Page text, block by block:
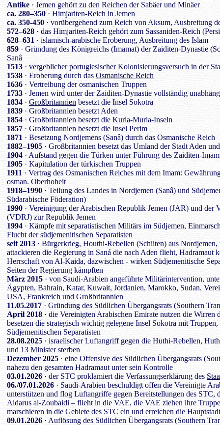
Antike· Jemen gehört zu den Reichen der Sabäer und Minäer
ca. 280–350 · Himjariten-Reich in Jemen
ca. 350-450 · vorübergehend zum Reich von Aksum, Ausbreitung
572–628 · das Himjariten-Reich gehört zum Sassaniden-Reich
628–631 · islamisch-arabische Eroberung, Ausbreitung des Islam
859 · Gründung des Königreichs (Imamat) der Zaiditen-Dynastie
Sanâ
1513 · vergeblicher portugiesischer Kolonisierungsversuch in der
1538 · Eroberung durch das Osmanische Reich
1636 · Vertreibung der osmanischen Truppen
1733 · Jemen wird unter der Zaiditen-Dynastie vollständig
1834 · Großbritannien besetzt die Insel Sokotra
1839 · Großbritannien besetzt Aden
1854 · Großbritannien besetzt die Kuria-Muria-Inseln
1857 · Großbritannien besetzt die Insel Perim
1871 · Besetzung Nordjemens (Sanâ) durch das Osmanische Reich
1882–1905 · Großbritannien besetzt das Umland der Stadt Aden
1904 · Aufstand gegen die Türken unter Führung des Zaiditen-
1905 · Kapitulation der türkischen Truppen
1911 · Vertrag des Osmanischen Reiches mit dem Imam:
osman. Oberhoheit
1918–1990 · Teilung des Landes in Nordjemen (Sanâ) und
Südarabische Föderation)
1990 · Vereinigung der Arabischen Republik Jemen (JAR) und der
(VDRJ) zur Republik Jemen
1994 · Kämpfe mit separatistischen Militärs im Südjemen,
Flucht der südjemenitischen Separatisten
seit 2013 · Bürgerkrieg, Houthi-Rebellen (Schiiten) aus
attackieren die Regierung in Saná die nach Aden flieht, Hadramaut
Herrschaft von Al-Kaida, dazwischen - wirken Südjemenitische
Seiten der Regierung kämpften
März 2015 · von Saudi-Arabien angeführte Militärintervention,
Ägypten, Bahrain, Katar, Kuwait, Jordanien, Marokko, Sudan,
USA, Frankreich und Großbritannien
11.05.2017 · Gründung des Südlichen Übergangsrats (Southern
April 2018 · die Vereinigten Arabischen Emirate nutzen die Wirren
besetzen die strategisch wichtig gelegene Insel Sokotra mit
Südjemenitischen Separatisten
28.08.2025 · israelischer Luftangriff gegen die Huthi-Rebellen,
und 13 Minister sterben
Dezember 2025 · eine Offensive des Südlichen Übergangsrats
nahezu den gesamten Hadramaut unter sein Kontrolle
03.01.2026 · der STC proklamiert die Verfassungserklärung des
06./07.01.2026 · Saudi-Arabien beschuldigt offen die Vereinigte
unterstützen und flog Luftangriffe gegen Bereitstellungen des STC,
Aidarus al-Zoubaidi – flieht in die VAE, die VAE ziehen ihre
marschieren in die Gebiete des STC ein und erreichen die
09.01.2026 · Auflösung des Südlichen Übergangsrats (Southern